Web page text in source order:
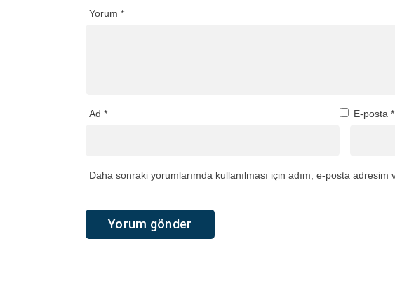
Yorum *
Ad * E-posta *
Daha sonraki yorumlarımda kullanılması için adım, e-posta adresim